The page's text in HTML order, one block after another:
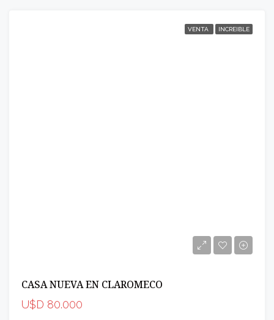
VENTA INCREIBLE
CASA NUEVA EN CLAROMECO
U$D 80.000